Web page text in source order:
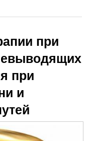
при
при
и